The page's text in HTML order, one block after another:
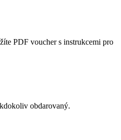
PDF voucher s instrukcemi pro
obdarovaný.